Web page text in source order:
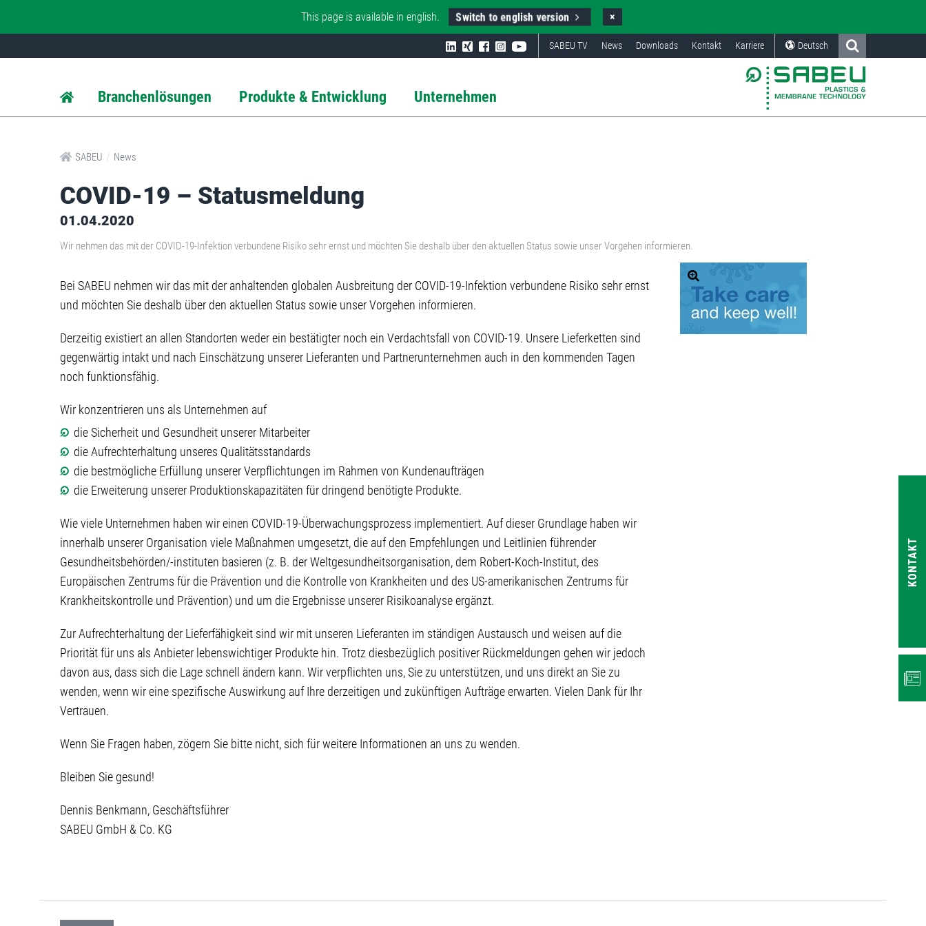
This page is available in english. Switch to english version ×
SABEU TV News Downloads Kontakt Karriere Deutsch
Branchenlösungen Produkte & Entwicklung Unternehmen
SABEU / News
COVID-19 – Statusmeldung
01.04.2020
Wir nehmen das mit der COVID-19-Infektion verbundene Risiko sehr ernst und möchten Sie deshalb über den aktuellen Status sowie unser Vorgehen informieren.
Bei SABEU nehmen wir das mit der anhaltenden globalen Ausbreitung der COVID-19-Infektion verbundene Risiko sehr ernst
und möchten Sie deshalb über den aktuellen Status sowie unser Vorgehen informieren.
Derzeitig existiert an allen Standorten weder ein bestätigter noch ein Verdachtsfall von COVID-19. Unsere Lieferketten sind
gegenwärtig intakt und nach Einschätzung unserer Lieferanten und Partnerunternehmen auch in den kommenden Tagen
noch funktionsfähig.
Wir konzentrieren uns als Unternehmen auf
die Sicherheit und Gesundheit unserer Mitarbeiter
die Aufrechterhaltung unseres Qualitätsstandards
die bestmögliche Erfüllung unserer Verpflichtungen im Rahmen von Kundenaufträgen
die Erweiterung unserer Produktionskapazitäten für dringend benötigte Produkte.
Wie viele Unternehmen haben wir einen COVID-19-Überwachungsprozess implementiert. Auf dieser Grundlage haben wir
innerhalb unserer Organisation viele Maßnahmen umgesetzt, die auf den Empfehlungen und Leitlinien führender
Gesundheitsbehörden/-instituten basieren (z. B. der Weltgesundheitsorganisation, dem Robert-Koch-Institut, des
Europäischen Zentrums für die Prävention und die Kontrolle von Krankheiten und des US-amerikanischen Zentrums für
Krankheitskontrolle und Prävention) und um die Ergebnisse unserer Risikoanalyse ergänzt.
Zur Aufrechterhaltung der Lieferfähigkeit sind wir mit unseren Lieferanten im ständigen Austausch und weisen auf die
Priorität für uns als Anbieter lebenswichtiger Produkte hin. Trotz diesbezüglich positiver Rückmeldungen gehen wir jedoch
davon aus, dass sich die Lage schnell ändern kann. Wir verpflichten uns, Sie zu unterstützen, und uns direkt an Sie zu
wenden, wenn wir eine spezifische Auswirkung auf Ihre derzeitigen und zukünftigen Aufträge erwarten. Vielen Dank für Ihr
Vertrauen.
Wenn Sie Fragen haben, zögern Sie bitte nicht, sich für weitere Informationen an uns zu wenden.
Bleiben Sie gesund!
Dennis Benkmann, Geschäftsführer
SABEU GmbH & Co. KG
KONTAKT